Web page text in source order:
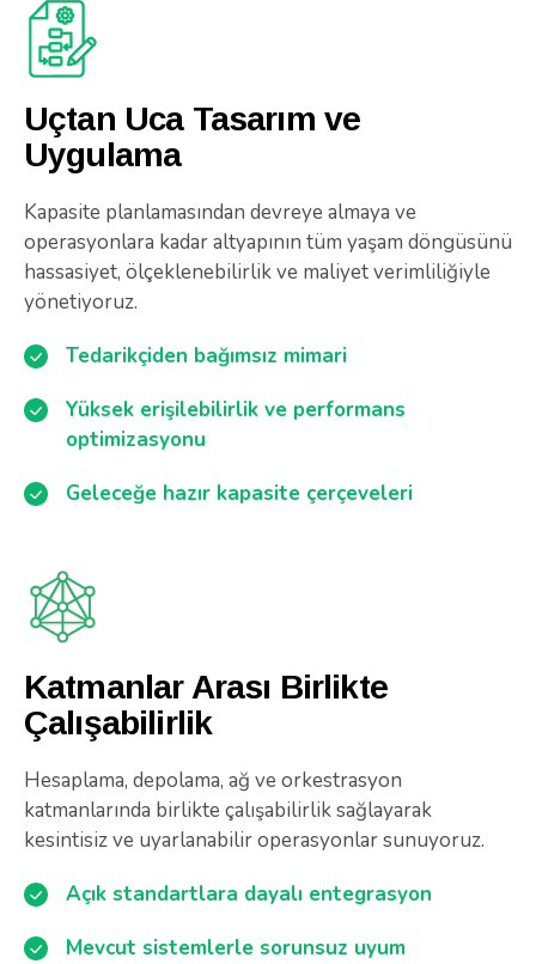
Uçtan Uca Tasarım ve
Uygulama
Kapasite planlamasından devreye almaya ve
operasyonlara kadar altyapının tüm yaşam döngüsünü
hassasiyet, ölçeklenebilirlik ve maliyet verimliliğiyle
yönetiyoruz.
Tedarikçiden bağımsız mimari
Yüksek erişilebilirlik ve performans
optimizasyonu
Geleceğe hazır kapasite çerçeveleri
Katmanlar Arası Birlikte
Çalışabilirlik
Hesaplama, depolama, ağ ve orkestrasyon
katmanlarında birlikte çalışabilirlik sağlayarak
kesintisiz ve uyarlanabilir operasyonlar sunuyoruz.
Açık standartlara dayalı entegrasyon
Mevcut sistemlerle sorunsuz uyum